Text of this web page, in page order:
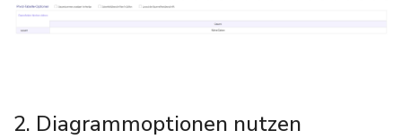
2. Diagrammoptionen nutzen